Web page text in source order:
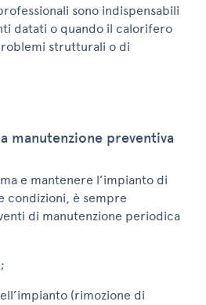
sono indispensabili
datati o quando il calorifero
strutturali o di
manutenzione preventiva
e mantenere l’impianto di
condizioni, è sempre
di manutenzione periodica
(rimozione di